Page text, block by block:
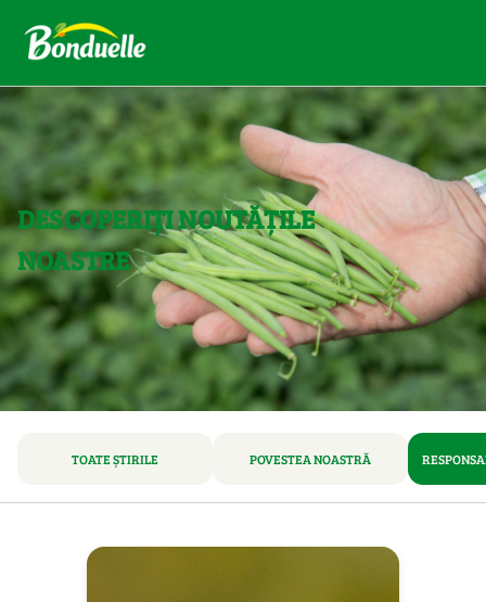
DESCOPERIȚI NOUTĂȚILE
NOASTRE
TOATE ȘTIRILE POVESTEA NOASTRĂ